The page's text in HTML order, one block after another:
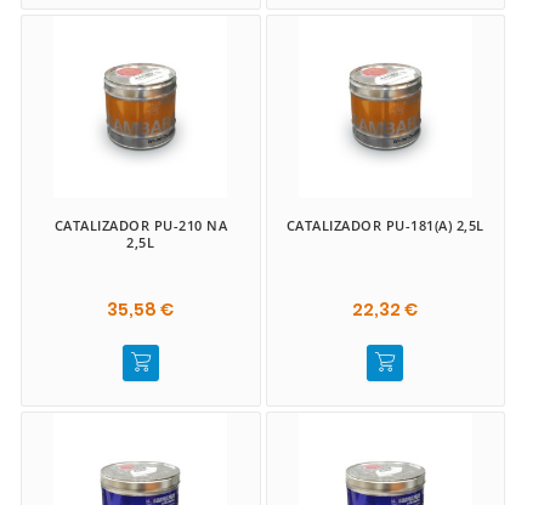
CATALIZADOR PU-210 NA
2,5L
35,58 €
CATALIZADOR PU-181(A) 2,5L
22,32 €